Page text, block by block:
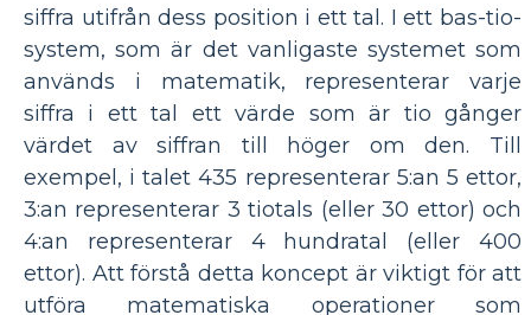
siffra utifrån dess position i ett tal. I ett bas-tio-
system, som är det vanligaste systemet som
används i matematik, representerar varje
siffra i ett tal ett värde som är tio gånger
värdet av siffran till höger om den. Till
exempel, i talet 435 representerar 5:an 5 ettor,
3:an representerar 3 tiotals (eller 30 ettor) och
4:an representerar 4 hundratal (eller 400
ettor). Att förstå detta koncept är viktigt för att
utföra matematiska operationer som